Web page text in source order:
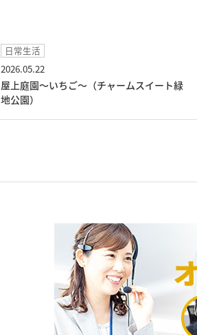
日常生活
2026.05.22
屋上庭園～いちご～（チャームスイート緑
地公園）